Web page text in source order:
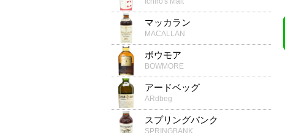
マッカラン
MACALLAN
ボウモア
BOWMORE
アードベッグ
ARdbeg
スプリングバンク
SPRINGBANK